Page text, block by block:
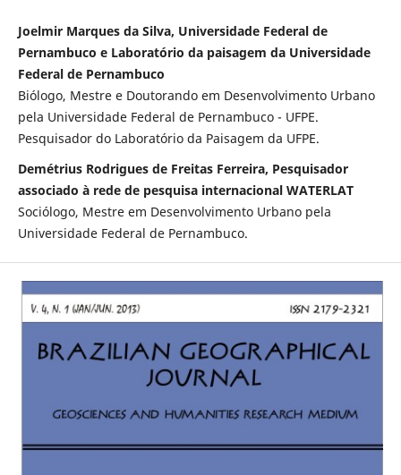
Joelmir Marques da Silva, Universidade Federal de
Pernambuco e Laboratório da paisagem da Universidade
Federal de Pernambuco
Biólogo, Mestre e Doutorando em Desenvolvimento Urbano
pela Universidade Federal de Pernambuco - UFPE.
Pesquisador do Laboratório da Paisagem da UFPE.
Demétrius Rodrigues de Freitas Ferreira, Pesquisador
associado à rede de pesquisa internacional WATERLAT
Sociólogo, Mestre em Desenvolvimento Urbano pela
Universidade Federal de Pernambuco.